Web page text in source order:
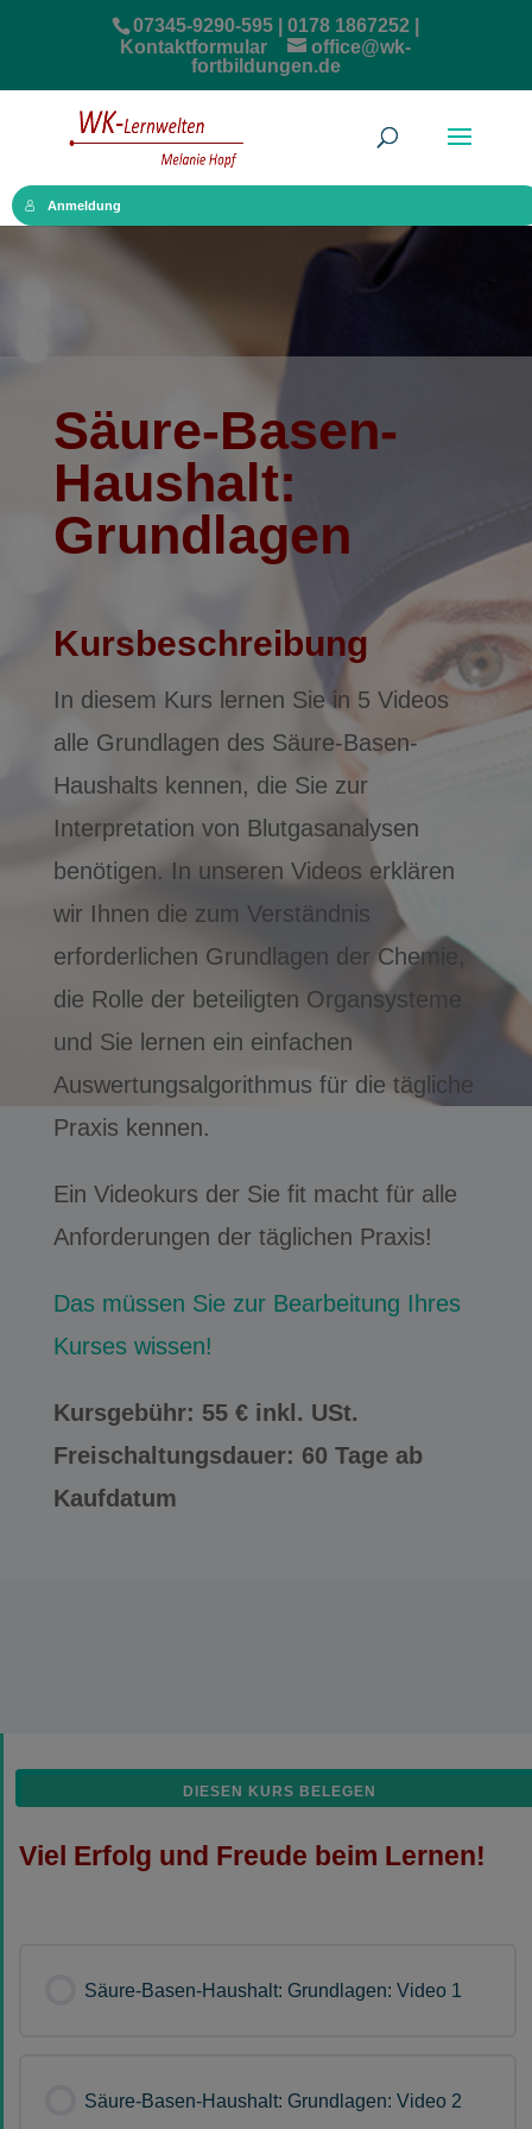
07345-9290-595 | 0178 1867252 |
Kontaktformular
office@wk-
fortbildungen.de
Anmeldung
Säure-Basen-
Haushalt:
Grundlagen
Kursbeschreibung
In diesem Kurs lernen Sie in 5 Videos
alle Grundlagen des Säure-Basen-
Haushalts kennen, die Sie zur
Interpretation von Blutgasanalysen
benötigen. In unseren Videos erklären
wir Ihnen die zum Verständnis
erforderlichen Grundlagen der Chemie,
die Rolle der beteiligten Organsysteme
und Sie lernen ein einfachen
Auswertungsalgorithmus für die tägliche
Praxis kennen.
Ein Videokurs der Sie fit macht für alle
Anforderungen der täglichen Praxis!
Das müssen Sie zur Bearbeitung Ihres
Kurses wissen!
Kursgebühr: 55 € inkl. USt.
Freischaltungsdauer: 60 Tage ab
Kaufdatum
DIESEN KURS BELEGEN
Viel Erfolg und Freude beim Lernen!
Säure-Basen-Haushalt: Grundlagen: Video 1
Säure-Basen-Haushalt: Grundlagen: Video 2